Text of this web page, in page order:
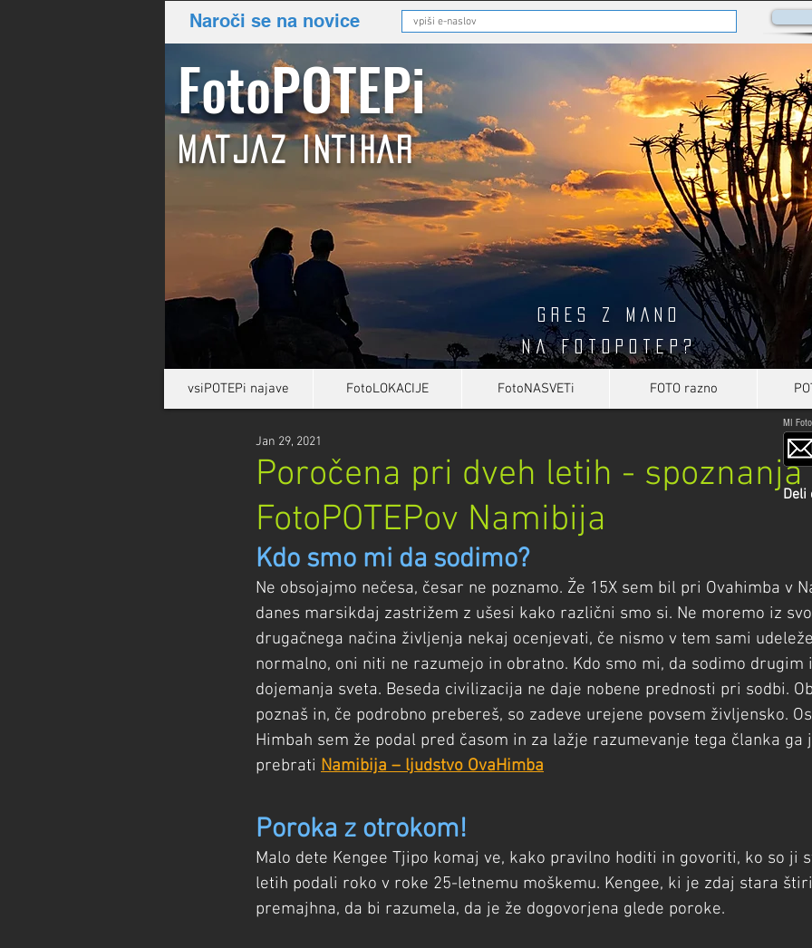
Naroči se na novice
FotoPOTEPi
MATJAZ INTIHAR
GRES Z MANO
na fotopotep?
vsiPOTEPi najave FotoLOKACIJE FotoNASVETi FOTO razno
Poročena pri dveh letih -
FotoPOTEPov Namibija
Jan 29, 2021
Kdo smo mi da sodimo?
Ne obsojajmo nečesa, česar ne poznamo. Že 15X sem bil pri Ovahimba v
danes marsikdaj zastrižem z ušesi kako različni smo si. Ne moremo iz
drugačnega načina življenja nekaj ocenjevati, če nismo v tem sami
normalno, oni niti ne razumejo in obratno. Kdo smo mi, da sodimo drugim
dojemanja sveta. Beseda civilizacija ne daje nobene prednosti pri sodbi.
poznaš in, če podrobno prebereš, so zadeve urejene povsem življensko.
Himbah sem že podal pred časom in za lažje razumevanje tega članka ga
prebrati Namibija – ljudstvo OvaHimba
Poroka z otrokom!
Malo dete Kengee Tjipo komaj ve, kako pravilno hoditi in govoriti, ko so ji
letih podali roko v roke 25-letnemu moškemu. Kengee, ki je zdaj stara
premajhna, da bi razumela, da je že dogovorjena glede poroke.
MI
Deli